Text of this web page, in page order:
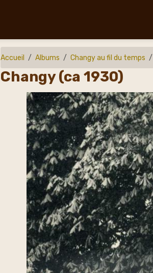
Accueil Albums Changy au fil du temps
Changy (ca 1930)